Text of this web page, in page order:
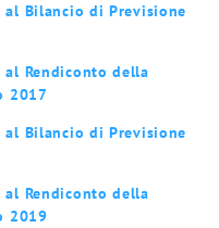
Bilancio di Previsione
Rendiconto della
2017
Bilancio di Previsione
Rendiconto della
2019